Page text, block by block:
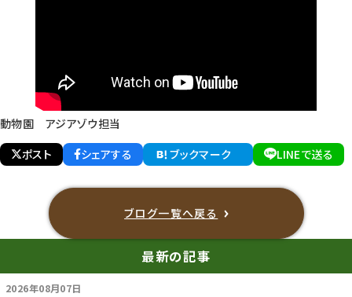
動物園 アジアゾウ担当
ポスト
シェアする ブックマーク LINEで送る
ブログ一覧へ戻る
最新の記事
2026年08月07日